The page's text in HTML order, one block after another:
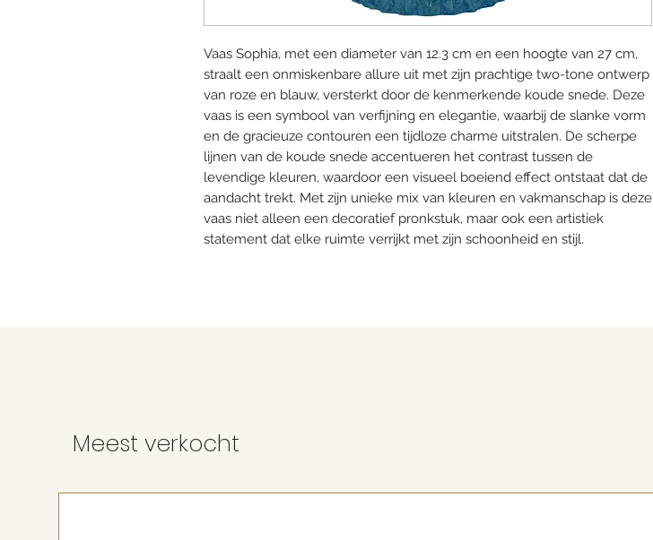
Vaas Sophia, met een diameter van 12.3 cm en een hoogte van 27 cm,
straalt een onmiskenbare allure uit met zijn prachtige two-tone ontwerp
van roze en blauw, versterkt door de kenmerkende koude snede. Deze
vaas is een symbool van verfijning en elegantie, waarbij de slanke vorm
en de gracieuze contouren een tijdloze charme uitstralen. De scherpe
lijnen van de koude snede accentueren het contrast tussen de
levendige kleuren, waardoor een visueel boeiend effect ontstaat dat de
aandacht trekt. Met zijn unieke mix van kleuren en vakmanschap is deze
vaas niet alleen een decoratief pronkstuk, maar ook een artistiek
statement dat elke ruimte verrijkt met zijn schoonheid en stijl.
Meest verkocht